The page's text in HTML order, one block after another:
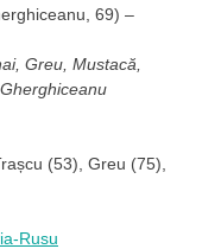
69) –
Greu, Mustacă,
(53), Greu (75),